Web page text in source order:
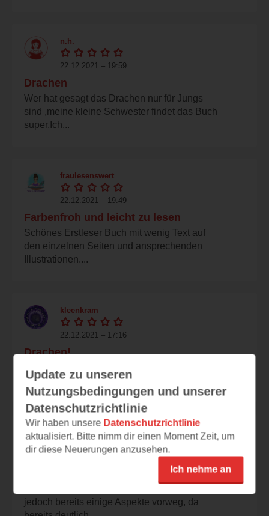
n.h.
22.12.2021 – 19:59
Drachen
Wer hat gesagt das Drachen nur für Jungs
sind ,meine kleine Schwester findet das Buch
super.Ich...
fraulesenswert
22.12.2021 – 19:49
Farbenfroh und leicht zu lesen
Schönes Erstleser Buch mit wenig Text auf
den einzelnen Seiten und ansprechenden
Illustrationen....
kleenkram
22.12.2021 – 17:16
Drachen!
Leseraben-Bücher sind wirklich toll! Große
Schrift, wenig Text und die wunderschönen...
sauerlandfranzi
22.12.2021 – 16:31
jedoch bereits einige Aspekte vorweg, da
Update zu unseren
Nutzungsbedingungen und unserer
Datenschutzrichtlinie
Wir haben unsere Datenschutzrichtlinie
aktualisiert. Bitte nimm dir einen Moment Zeit, um
dir diese Neuerungen anzusehen.
Ich nehme an